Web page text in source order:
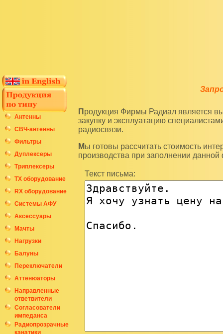
Антенны
СВЧ-антенны
Фильтры
Дуплексеры
Триплексеры
ТХ оборудование
RX оборудование
Системы АФУ
Аксессуары
Мачты
Нагрузки
Балуны
Переключатели
Аттенюаторы
Направленные
ответвители
Согласователи
импеданса
Радиопрозрачные
канатики
Продукция Фирмы Радиал является высокотехнологичным оборудованием и подразумевает
закупку и эксплуатацию
радиосвязи.
Мы готовы рассчитать стоимость интересующих вас изделий по последним ценам нашего
производства при заполнении
Текст письма: